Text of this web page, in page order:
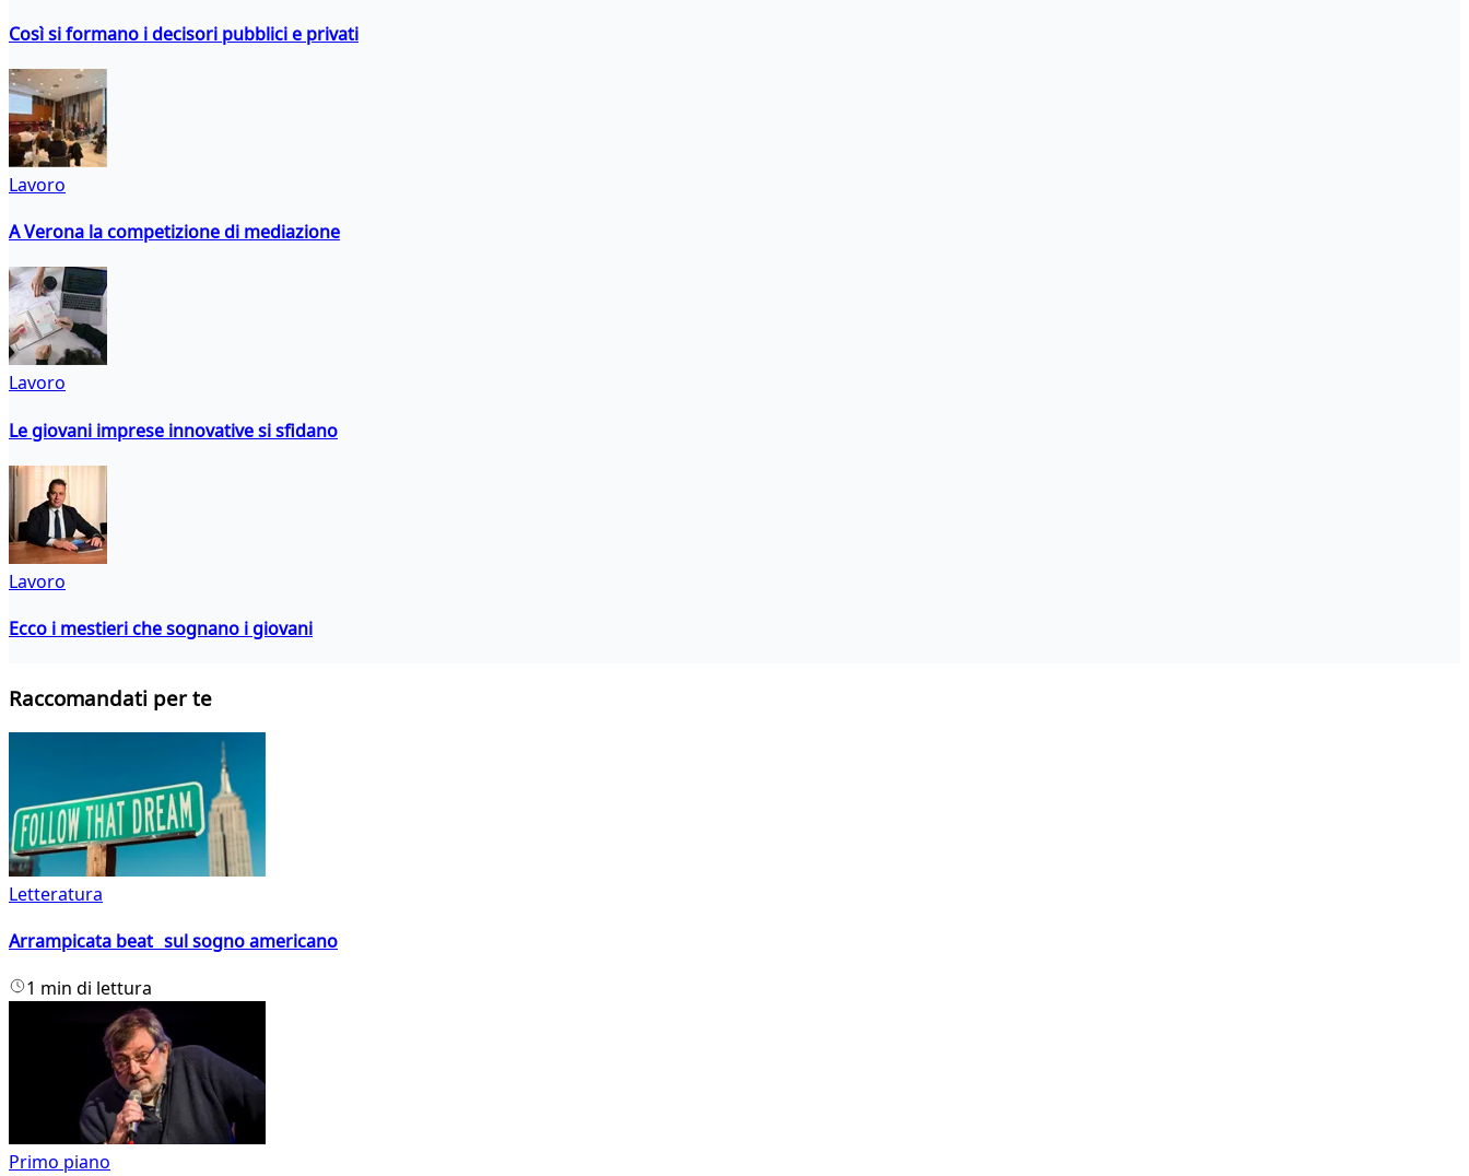
Così si formano i decisori pubblici e privati
Lavoro
A Verona la competizione di mediazione
Lavoro
Le giovani imprese innovative si sfidano
Lavoro
Ecco i mestieri che sognano i giovani
Raccomandati per te
Letteratura
Arrampicata beat sul sogno americano
1 min di lettura
Primo piano